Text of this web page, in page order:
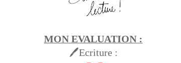
MON EVALUATION :
🖊Ecriture :